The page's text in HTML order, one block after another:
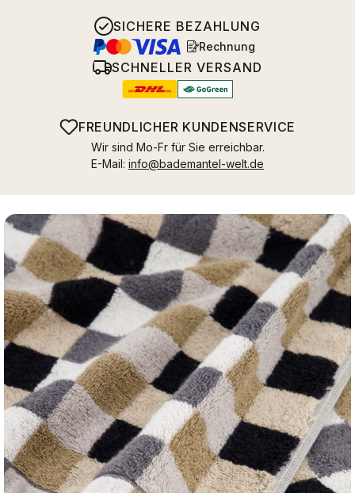
SICHERE BEZAHLUNG
Rechnung
SCHNELLER VERSAND
FREUNDLICHER KUNDENSERVICE
Wir sind Mo-Fr für Sie erreichbar.
E-Mail: info@bademantel-welt.de